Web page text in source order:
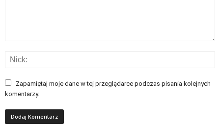
Zapamiętaj moje dane w tej przeglądarce podczas pisania kolejnych
komentarzy.